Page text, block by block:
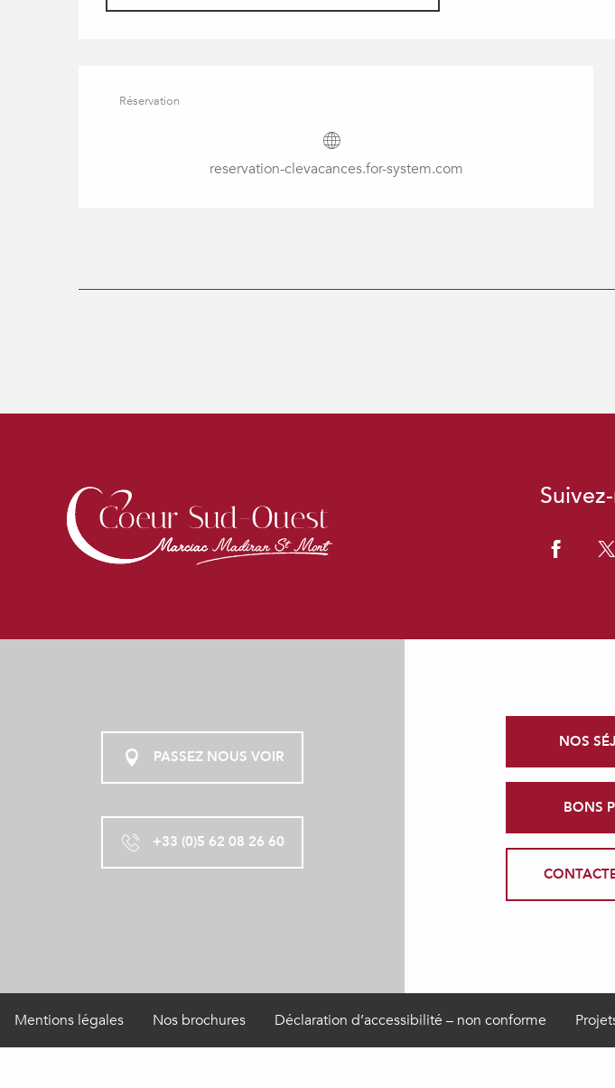
Réservation
reservation-clevacances.for-system.com
PASSEZ NOUS VOIR
+33 (0)5 62 08 26 60
NOS
BONS
Mentions légales Nos brochures Déclaration d’accessibilité – non conforme